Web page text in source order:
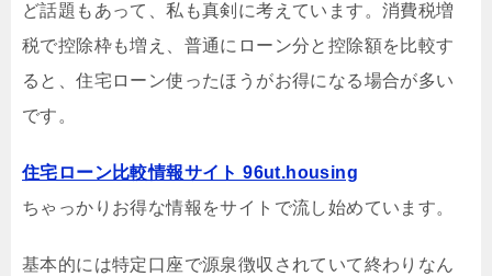
ど話題もあって、私も真剣に考えています。消費税増
税で控除枠も増え、普通にローン分と控除額を比較す
ると、住宅ローン使ったほうがお得になる場合が多い
です。
住宅ローン比較情報サイト 96ut.housing
ちゃっかりお得な情報をサイトで流し始めています。
基本的には特定口座で源泉徴収されていて終わりなん